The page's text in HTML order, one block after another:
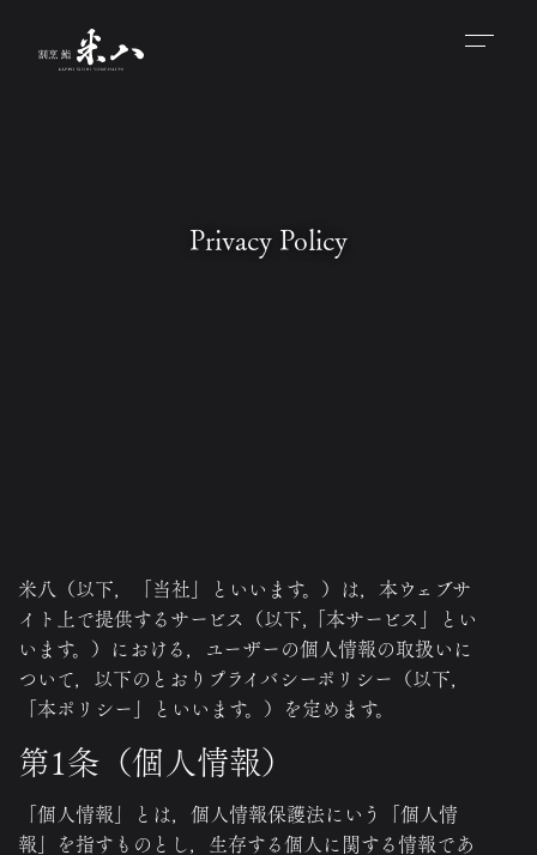
Privacy Policy
米八（以下，「当社」といいます。）は，本ウェブサ
イト上で提供するサービス（以下,「本サービス」とい
います。）における，ユーザーの個人情報の取扱いに
ついて，以下のとおりプライバシーポリシー（以下，
「本ポリシー」といいます。）を定めます。
第1条（個人情報）
「個人情報」とは，個人情報保護法にいう「個人情
報」を指すものとし，生存する個人に関する情報であ